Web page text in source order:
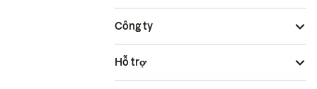
Công ty
Hỗ trợ